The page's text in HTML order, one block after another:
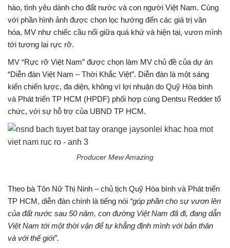
hào, tình yêu dành cho đất nước và con người Việt Nam. Cùng
với phần hình ảnh được chọn lọc hướng đến các giá trị văn
hóa, MV như chiếc cầu nối giữa quá khứ và hiện tại, vươn mình
tới tương lai rực rỡ.
MV “Rực rỡ Việt Nam” được chọn làm MV chủ đề của dự án
“Diễn đàn Việt Nam – Thời Khắc Việt”. Diễn đàn là một sáng
kiến chiến lược, đa diện, không vì lợi nhuận do Quỹ Hòa bình
và Phát triển TP HCM (HPDF) phối hợp cùng Dentsu Redder tổ
chức, với sự hỗ trợ của UBND TP HCM.
Producer Mew Amazing
Theo bà Tôn Nữ Thị Ninh – chủ tịch Quỹ Hòa bình và Phát triển
TP HCM, diễn đàn chính là tiếng nói “góp phần cho sự vươn lên
của đất nước sau 50 năm, con đường Việt Nam đã đi, đang dẫn
Việt Nam tới một thời vận để tự khẳng định mình với bản thân
và với thế giới”.